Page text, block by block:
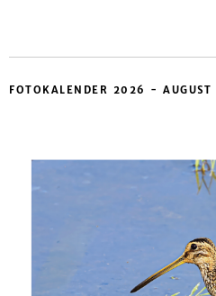
FOTOKALENDER 2026 - AUGUST